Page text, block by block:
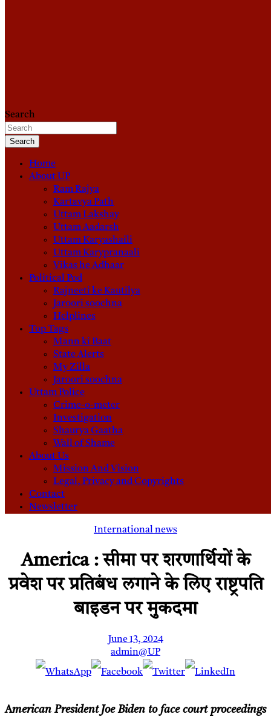
Search
Search
Home
About UP
Ram Rajya
Kartavya Path
Uttam Lakshay
Uttam Aadarsh
Uttam Karyashaili
Uttam Karypranaali
Vikas he Adhaar
Political Pod
Rajneeti ke Kautilya
Jaroori soochna
Helplines
Top Tags
Mann ki Baat
State Alerts
My Zilla
Jaroori soochna
Uttam Police
Crime-o-meter
Investigation
Shaurya Gaatha
Wall of Shame
About Us
Mission And Vision
Legal, Privacy and Copyrights
Contact
Newsletter
International news
America : सीमा पर शरणार्थियों के
प्रवेश पर प्रतिबंध लगाने के लिए राष्ट्रपति
बाइडन पर मुकदमा
June 13, 2024
admin@UP
American President Joe Biden to face court proceedings